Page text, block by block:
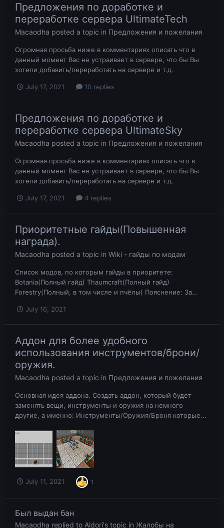
Предложения по доработке и
переработке сервера UltimateTech
Macaodha posted a topic in Предложения и пожелания
Огромная просьба ниже в комментариях описать что в
данный момент Вас не устраивает в сервере, что бы Вы
хотели добавить/переработать на сервере и т.д.
July 17, 2021 10 replies
Предложения по доработке и
переработке сервера UltimateSky
Macaodha posted a topic in Предложения и пожелания
Огромная просьба ниже в комментариях описать что в
данный момент Вас не устраивает в сервере, что бы Вы
хотели добавить/переработать на сервере и т.д.
July 17, 2021 4 replies
Приоритетные гайды(Повышенная
награда).
Macaodha posted a topic in Wiki - гайды по модам
Список модов, по которым гайды в приоритете:
Botania(Полный гайд) Thaumcraft(Полный гайд)
Forestry(Полный, в том числе и пчёлы) Пояснение: За...
July 16, 2021
Аддон для более удобного
использования инструментов/брони/
оружия.
Macaodha posted a topic in Предложения и пожелания
Основная идея аддона. Создать аддон, который будет
заменять вещи, инструменты и оружия на немного
другие, а именно: Инструменты/Оружия/Броня которые...
July 11, 2021 1
Был выдан бан
Macaodha replied to Aldori's topic in Жалобы на